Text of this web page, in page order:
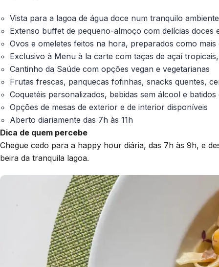
Vista para a lagoa de água doce num tranquilo
Extenso buffet de pequeno-almoço com delícias doces
Ovos e omeletes feitos na hora, preparados como mais
Exclusivo à Menu à la carte com taças de açaí
Cantinho da Saúde com opções vegan e vegetarianas
Frutas frescas, panquecas fofinhas, snacks quentes,
Coquetéis personalizados, bebidas sem álcool e
Opções de mesas de exterior e de interior disponíveis
Aberto diariamente das 7h às 11h
Dica de quem percebe
Chegue cedo para a happy hour diária, das 7h às 9h, e
beira da tranquila lagoa.